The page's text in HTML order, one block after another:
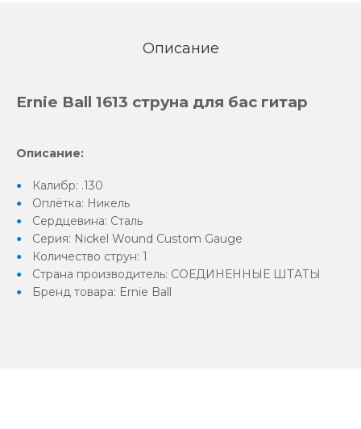
Описание
Ernie Ball 1613 струна для бас гитар
Описание:
Калибр: .130
Оплётка: Никель
Сердцевина: Сталь
Серия: Nickel Wound Custom Gauge
Количество струн: 1
Страна производитель: СОЕДИНЕННЫЕ ШТАТЫ
Бренд товара: Ernie Ball